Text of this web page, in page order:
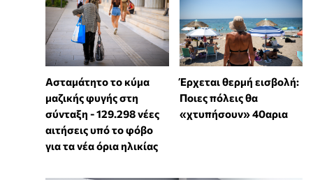
Ασταμάτητο το κύμα
μαζικής φυγής στη
σύνταξη - 129.298 νέες
αιτήσεις υπό το φόβο
για τα νέα όρια ηλικίας
Έρχεται θερμή εισβολή:
Ποιες πόλεις θα
«χτυπήσουν» 40αρια